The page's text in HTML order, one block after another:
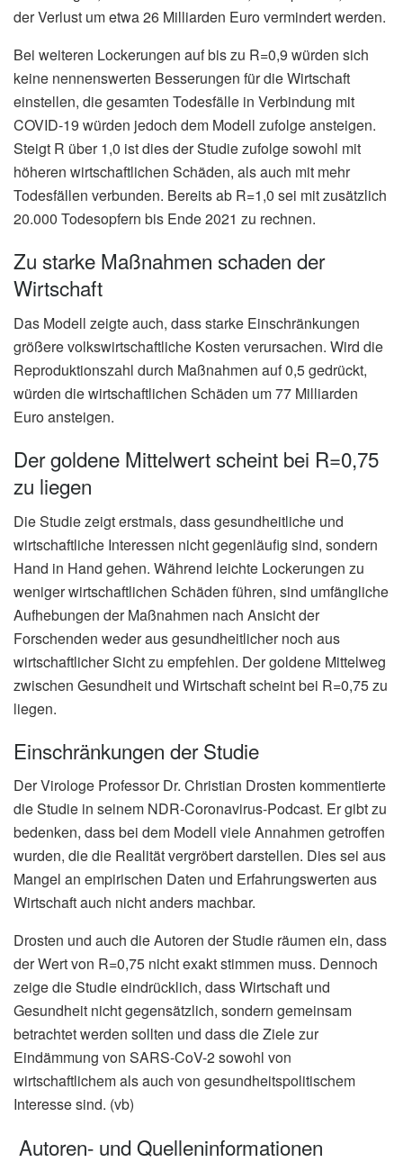
der Verlust um etwa 26 Milliarden Euro vermindert werden.
Bei weiteren Lockerungen auf bis zu R=0,9 würden sich
keine nennenswerten Besserungen für die Wirtschaft
einstellen, die gesamten Todesfälle in Verbindung mit
COVID-19 würden jedoch dem Modell zufolge ansteigen.
Steigt R über 1,0 ist dies der Studie zufolge sowohl mit
höheren wirtschaftlichen Schäden, als auch mit mehr
Todesfällen verbunden. Bereits ab R=1,0 sei mit zusätzlich
20.000 Todesopfern bis Ende 2021 zu rechnen.
Zu starke Maßnahmen schaden der
Wirtschaft
Das Modell zeigte auch, dass starke Einschränkungen
größere volkswirtschaftliche Kosten verursachen. Wird die
Reproduktionszahl durch Maßnahmen auf 0,5 gedrückt,
würden die wirtschaftlichen Schäden um 77 Milliarden
Euro ansteigen.
Der goldene Mittelwert scheint bei R=0,75
zu liegen
Die Studie zeigt erstmals, dass gesundheitliche und
wirtschaftliche Interessen nicht gegenläufig sind, sondern
Hand in Hand gehen. Während leichte Lockerungen zu
weniger wirtschaftlichen Schäden führen, sind umfängliche
Aufhebungen der Maßnahmen nach Ansicht der
Forschenden weder aus gesundheitlicher noch aus
wirtschaftlicher Sicht zu empfehlen. Der goldene Mittelweg
zwischen Gesundheit und Wirtschaft scheint bei R=0,75 zu
liegen.
Einschränkungen der Studie
Der Virologe Professor Dr. Christian Drosten kommentierte
die Studie in seinem NDR-Coronavirus-Podcast. Er gibt zu
bedenken, dass bei dem Modell viele Annahmen getroffen
wurden, die die Realität vergröbert darstellen. Dies sei aus
Mangel an empirischen Daten und Erfahrungswerten aus
Wirtschaft auch nicht anders machbar.
Drosten und auch die Autoren der Studie räumen ein, dass
der Wert von R=0,75 nicht exakt stimmen muss. Dennoch
zeige die Studie eindrücklich, dass Wirtschaft und
Gesundheit nicht gegensätzlich, sondern gemeinsam
betrachtet werden sollten und dass die Ziele zur
Eindämmung von SARS-CoV-2 sowohl von
wirtschaftlichem als auch von gesundheitspolitischem
Interesse sind. (vb)
Autoren- und Quelleninformationen